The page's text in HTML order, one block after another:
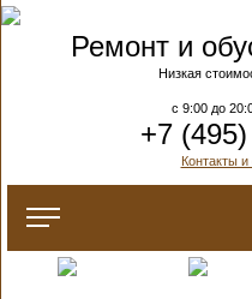
Ремонт и
Низкая
c 9:00 до
+7
Контакты